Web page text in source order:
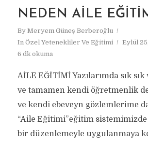
NEDEN AILE
By Meryem Güneş Berberoğlu
In Özel Yetenekliler Ve Eğitimi
Eylül
6 dk okuma
AİLE EĞİTİMİ Yazılarımda sık
ve tamamen kendi öğretmenlik
ve kendi ebeveyn gözlemlerime
“Aile Eğitimi”eğitim
bir düzenlemeyle uygulanmaya